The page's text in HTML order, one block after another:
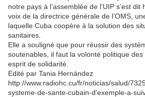
notre pays à l’assemblée de l’UIP s’est dit
voix de la directrice générale de l’OMS,
laquelle Cuba coopère à la solution des
sanitaires.
Elle a souligné que pour réussir des
soutenables, il faut la volonté politique
esprit de solidarité.
Edité par Tania Hernández
http://www.radiohc.cu/fr/noticias/salud/
systeme-de-sante-cubain-d'exemple-a-